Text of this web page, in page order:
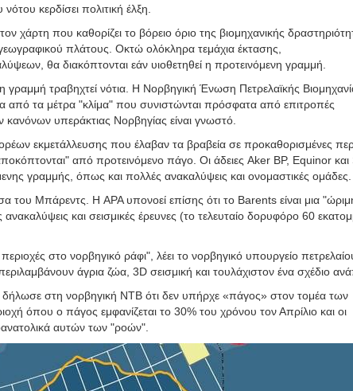
κερδίσει πολιτική έλξη.
χάρτη που καθορίζει το βόρειο όριο της βιομηχανικής
πλάτους. Οκτώ ολόκληρα τεμάχια έκτασης,
θα διακόπτονται εάν υιοθετηθεί η προτεινόμενη γραμμή.
τραβηχτεί νότια. Η Νορβηγική Ένωση Πετρελαϊκής
από τα μέτρα "κλίμα" που συνιστώνται πρόσφατα από επιτροπές
υπεράκτιας Νορβηγίας είναι γνωστό.
εκμετάλλευσης που έλαβαν τα βραβεία σε προκαθορισμένες
από προτεινόμενο πάγο. Οι άδειες Aker BP, Equinor και
γραμμής, όπως και πολλές ανακαλύψεις και ονομαστικές ομάδες.
του Μπάρεντς. Η APA υπονοεί επίσης ότι το Barents είναι μια
και σεισμικές έρευνες (το τελευταίο δορυφόρο 60
στο νορβηγικό ράφι", λέει το νορβηγικό υπουργείο
άγρια ζώα, 3D σεισμική και τουλάχιστον ένα σχέδιο
δήλωσε στη νορβηγική NTB ότι δεν υπήρχε «πάγος» στον τομέα των
όπου ο πάγος εμφανίζεται το 30% του χρόνου τον Απρίλιο και οι
αυτών των "ροών".